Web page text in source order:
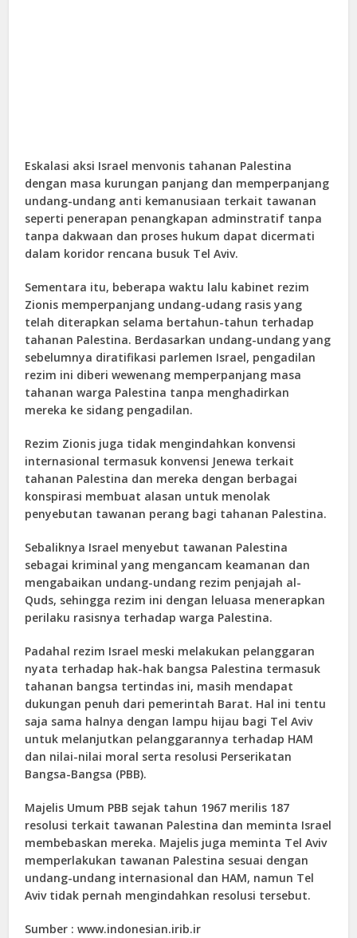
Eskalasi aksi Israel menvonis tahanan Palestina
dengan masa kurungan panjang dan memperpanjang
undang-undang anti kemanusiaan terkait tawanan
seperti penerapan penangkapan adminstratif tanpa
tanpa dakwaan dan proses hukum dapat dicermati
dalam koridor rencana busuk Tel Aviv.
Sementara itu, beberapa waktu lalu kabinet rezim
Zionis memperpanjang undang-udang rasis yang
telah diterapkan selama bertahun-tahun terhadap
tahanan Palestina. Berdasarkan undang-undang yang
sebelumnya diratifikasi parlemen Israel, pengadilan
rezim ini diberi wewenang memperpanjang masa
tahanan warga Palestina tanpa menghadirkan
mereka ke sidang pengadilan.
Rezim Zionis juga tidak mengindahkan konvensi
internasional termasuk konvensi Jenewa terkait
tahanan Palestina dan mereka dengan berbagai
konspirasi membuat alasan untuk menolak
penyebutan tawanan perang bagi tahanan Palestina.
Sebaliknya Israel menyebut tawanan Palestina
sebagai kriminal yang mengancam keamanan dan
mengabaikan undang-undang rezim penjajah al-
Quds, sehingga rezim ini dengan leluasa menerapkan
perilaku rasisnya terhadap warga Palestina.
Padahal rezim Israel meski melakukan pelanggaran
nyata terhadap hak-hak bangsa Palestina termasuk
tahanan bangsa tertindas ini, masih mendapat
dukungan penuh dari pemerintah Barat. Hal ini tentu
saja sama halnya dengan lampu hijau bagi Tel Aviv
untuk melanjutkan pelanggarannya terhadap HAM
dan nilai-nilai moral serta resolusi Perserikatan
Bangsa-Bangsa (PBB).
Majelis Umum PBB sejak tahun 1967 merilis 187
resolusi terkait tawanan Palestina dan meminta Israel
membebaskan mereka. Majelis juga meminta Tel Aviv
memperlakukan tawanan Palestina sesuai dengan
undang-undang internasional dan HAM, namun Tel
Aviv tidak pernah mengindahkan resolusi tersebut.
Sumber : www.indonesian.irib.ir